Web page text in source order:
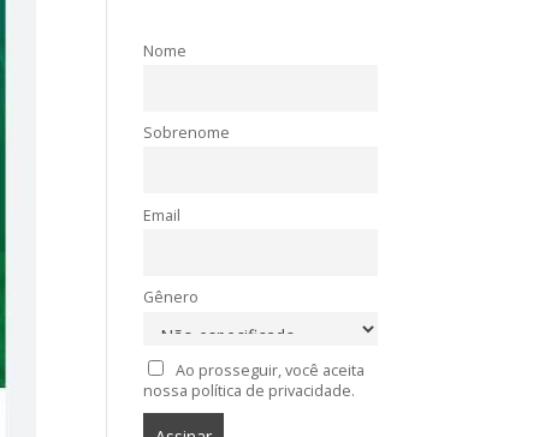
Nome
Sobrenome
Email
Gênero
Ao prosseguir, você aceita
nossa política de privacidade.